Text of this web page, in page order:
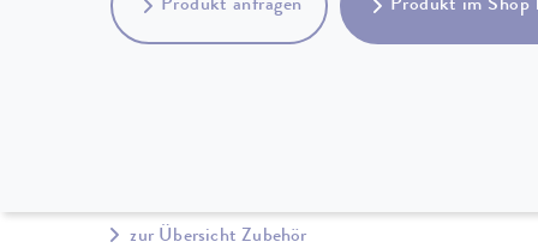
Produkt anfragen Produkt im Shop
zur Übersicht Zubehör